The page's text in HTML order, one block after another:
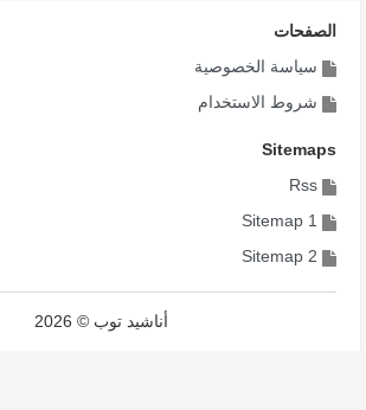
الصفحات
سياسة الخصوصية
شروط الاستخدام
Sitemaps
Rss
Sitemap 1
Sitemap 2
أناشيد توب © 2026